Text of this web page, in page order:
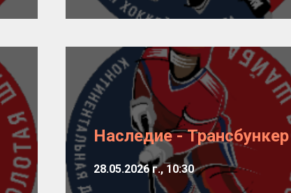
Наследие - Трансбункер
28.05.2026 г., 10:30